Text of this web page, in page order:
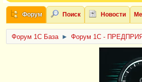
Форум Поиск Новости
Форум 1C База ► Форум 1С -